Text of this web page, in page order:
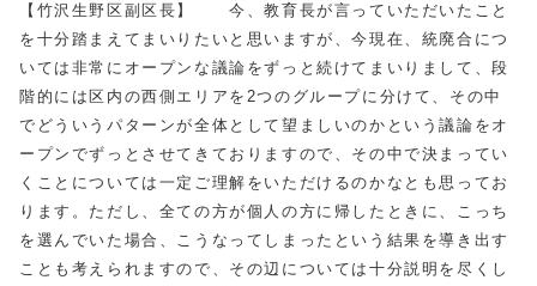
【竹沢生野区副区長】 今、教育長が言っていただいたこと
を十分踏まえてまいりたいと思いますが、今現在、統廃合につ
いては非常にオープンな議論をずっと続けてまいりまして、段
階的には区内の西側エリアを2つのグループに分けて、その中
でどういうパターンが全体として望ましいのかという議論をオ
ープンでずっとさせてきておりますので、その中で決まってい
くことについては一定ご理解をいただけるのかなとも思ってお
ります。ただし、全ての方が個人の方に帰したときに、こっち
を選んでいた場合、こうなってしまったという結果を導き出す
ことも考えられますので、その辺については十分説明を尽くし